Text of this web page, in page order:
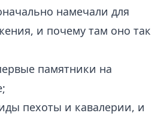
намечали для
и почему там оно так
памятники на
пехоты и кавалерии, и